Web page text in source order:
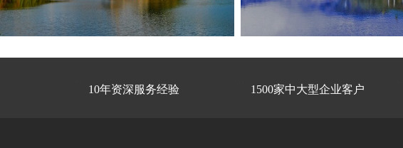
10年资深服务经验 1500家中大型企业客户